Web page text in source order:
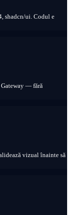
shadcn/ui. Codul e
Gateway — fără
vizual înainte să